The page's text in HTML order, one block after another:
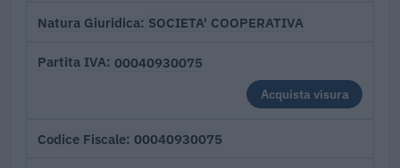
Natura Giuridica SOCIETA' COOPERATIVA
Partita IVA 00040930075
Acquista visura
Codice Fiscale 00040930075